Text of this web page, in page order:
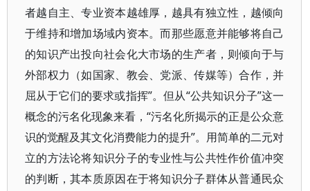
者越自主、专业资本越雄厚，越具有独立性，越倾向
于维持和增加场域内资本。而那些愿意并能够将自己
的知识产出投向社会化大市场的生产者，则倾向于与
外部权力（如国家、教会、党派、传媒等）合作，并
屈从于它们的要求或指挥”。但从“公共知识分子”这一
概念的污名化现象来看，“污名化所揭示的正是公众意
识的觉醒及其文化消费能力的提升”。用简单的二元对
立的方法论将知识分子的专业性与公共性作价值冲突
的判断，其本质原因在于将知识分子群体从普通民众